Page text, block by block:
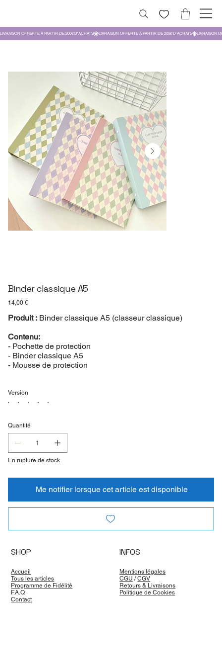
Binder classique A5
Prix
14,00 €
Produit :Binder classique A5 (classeur classique)
Contenu:
- Pochette de protection
- Binder classique A5
- Mousse de protection
Version
Quantité
En rupture de stock
Me notifier lorsque cet article est disponible
SHOP
Accueil
Tous les articles
Programme de Fidélité
F.A.Q
Contact
INFOS
Mentions légales
CGU /CGV
Retours & Livraisons
Politique de Cookies